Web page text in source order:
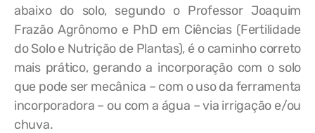
abaixo do solo, segundo o Professor Joaquim
Frazão Agrônomo e PhD em Ciências (Fertilidade
do Solo e Nutrição de Plantas), é o caminho correto
mais prático, gerando a incorporação com o solo
que pode ser mecânica – com o uso da ferramenta
incorporadora – ou com a água – via irrigação e/ou
chuva.